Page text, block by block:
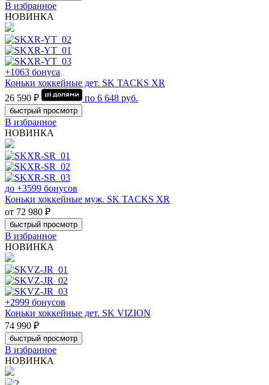
В избранное
НОВИНКА
+1063 бонуса
Коньки хоккейные дет. SK TACKS XR
26 590 ₽
по 6 648 руб.
быстрый просмотр
В избранное
НОВИНКА
до +3599 бонусов
Коньки хоккейные муж. SK TACKS XR
от 72 980 ₽
быстрый просмотр
В избранное
НОВИНКА
+2999 бонусов
Коньки хоккейные дет. SK VIZION
74 990 ₽
быстрый просмотр
В избранное
НОВИНКА